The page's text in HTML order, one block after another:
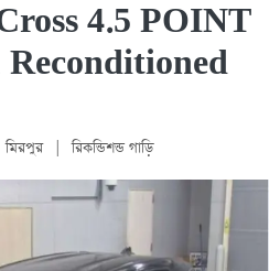
4.5 POINT
মিরপুর রিকন্ডিশন্ড গাড়ি